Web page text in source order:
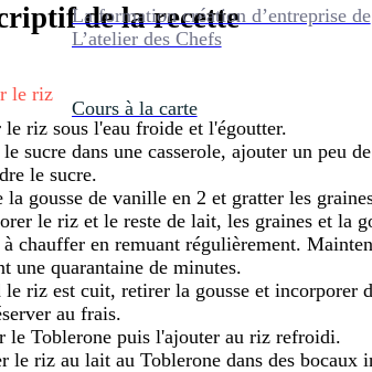
La formation création d’entreprise de
L’atelier des Chefs
Cours à la carte
de la recette
le riz
le riz sous l'eau froide et l'égoutter.
le sucre dans une casserole, ajouter un peu
le sucre.
la gousse de vanille en 2 et gratter les
le riz et le reste de lait, les graines et la
à chauffer en remuant régulièrement.
une quarantaine de minutes.
le riz est cuit, retirer la gousse et incorporer
au frais.
le Toblerone puis l'ajouter au riz refroidi.
le riz au lait au Toblerone dans des bocaux